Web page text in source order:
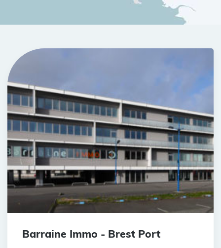
Barraine Immo - Brest Port